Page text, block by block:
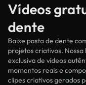
Vídeos
dente
Baixe pasta de dente
projetos criativos.
exclusiva de vídeos
momentos reais e
clipes criativos gerados